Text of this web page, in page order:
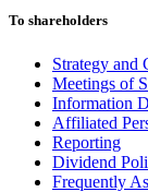
To shareholders
Strategy and
Meetings of
Information
Affiliated
Reporting
Dividend
Frequently